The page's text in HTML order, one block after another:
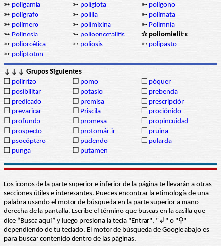
➳ poligamia ➳ políglota ➳ polígono
➳ polígrafo ➳ polilla ➳ polímata
➳ polímero ➳ polimixina ➳ Polimnia
➳ Polinesia ➳ polioencefalitis
✰ poliomielitis
➳ poliorcética ➳ poliosis ➳ polipasto
➳ políptoton
↓↓↓ Grupos Siguientes
❒ polirrizo ❒ pomo ❒ póquer
❒ posibilitar ❒ potasio ❒ prebenda
❒ predicado ❒ premisa ❒ prescripción
❒ prevaricar ❒ Priscila ❒ prociónido
❒ profundo ❒ promesa ❒ propincuidad
❒ prospecto ❒ protomártir ❒ pruina
❒ psocóptero ❒ pudendo ❒ pularda
❒ punga ❒ putamen
Los iconos de la parte superior e inferior de la página te llevarán a otras
secciones útiles e interesantes. Puedes encontrar la etimología de una
palabra usando el motor de búsqueda en la parte superior a mano
derecha de la pantalla. Escribe el término que buscas en la casilla que
dice “Busca aquí” y luego presiona la tecla "Entrar", "↲" o "⚲"
dependiendo de tu teclado. El motor de búsqueda de Google abajo es
para buscar contenido dentro de las páginas.